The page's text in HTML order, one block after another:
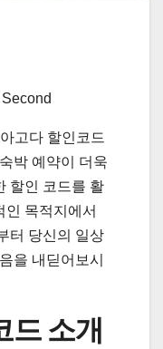
고다 할인코드
박 예약이 더욱
할인 코드를 활
인 목적지에서
터 당신의 일상
을 내딛어보시
드 소개